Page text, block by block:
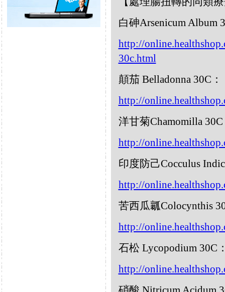
白砷Arsenicum Album
http://
30c.html
顛茄 Belladonna 30C：
http://
洋甘菊Chamomilla
http://
印度防己Cocculus
http://
苦西瓜瓤Colocynthis
http://
石松 Lycopodium 30C
http://